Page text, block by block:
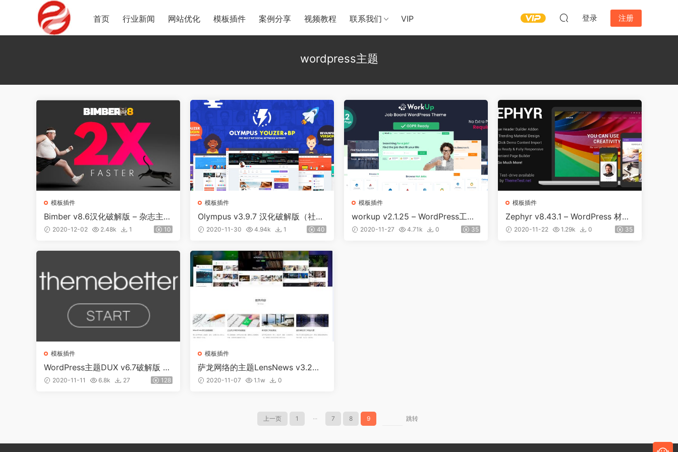
首页 行业新闻 网站优化 模板插件 案例分享 视频教程 联系我们 VIP 登录 注册
wordpress主题
模板插件
Bimber v8.6汉化破解版 – 杂志主题
下载2020-12-02 2.48k 1 10
模板插件
Olympus v3.9.7 汉化破解版（社交
网站模板）
2020-11-30 4.94k 1 40
模板插件
workup v2.1.25 – WordPress工作
板主题
2020-11-27 4.71k 0 35
模板插件
Zephyr v8.43.1 – WordPress 材料
设计主题
2020-11-22 1.29k 0 35
模板插件
WordPress主题DUX v6.7破解版 已
更新到7.2
2020-11-11 6.8k 27 128
模板插件
萨龙网络的主题LensNews v3.2去
限制版下载
2020-11-07 1.1w 0
上一页 1 ··· 7 8 9 跳转